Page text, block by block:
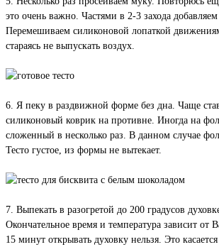
это очень важно. Частями в 2-3 захода добавляем
Перемешиваем силиконовой лопаткой
стараясь не выпускать воздух.
6. Я пеку в раздвижной форме без дна. Чаще
силиконовый коврик на противне. Иногда на
сложенный в несколько раз. В данном случае
Тесто густое, из формы не вытекает.
7. Выпекать в разогретой до 200 градусов
Окончательное время и температура зависит
15 минут открывать духовку нельзя. Это